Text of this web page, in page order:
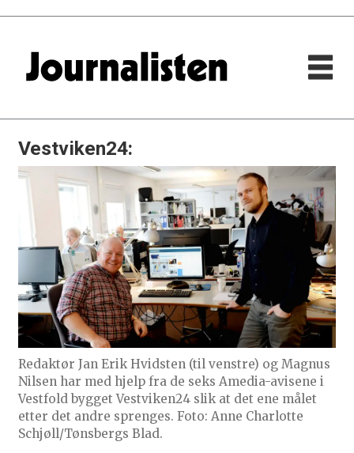
Vestviken24:
Redaktør Jan Erik Hvidsten (til venstre) og Magnus
Nilsen har med hjelp fra de seks Amedia-avisene i
Vestfold bygget Vestviken24 slik at det ene målet
etter det andre sprenges. Foto: Anne Charlotte
Schjøll/Tønsbergs Blad.